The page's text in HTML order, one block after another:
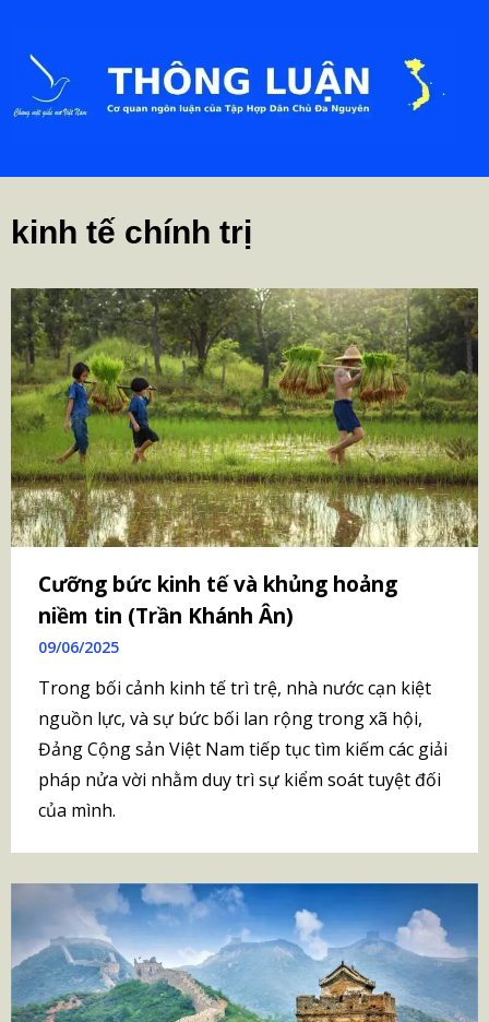
kinh tế chính trị
Cưỡng bức kinh tế và khủng hoảng
niềm tin (Trần Khánh Ân)
09/06/2025
Trong bối cảnh kinh tế trì trệ, nhà nước cạn kiệt
nguồn lực, và sự bức bối lan rộng trong xã hội,
Đảng Cộng sản Việt Nam tiếp tục tìm kiếm các giải
pháp nửa vời nhằm duy trì sự kiểm soát tuyệt đối
của mình.